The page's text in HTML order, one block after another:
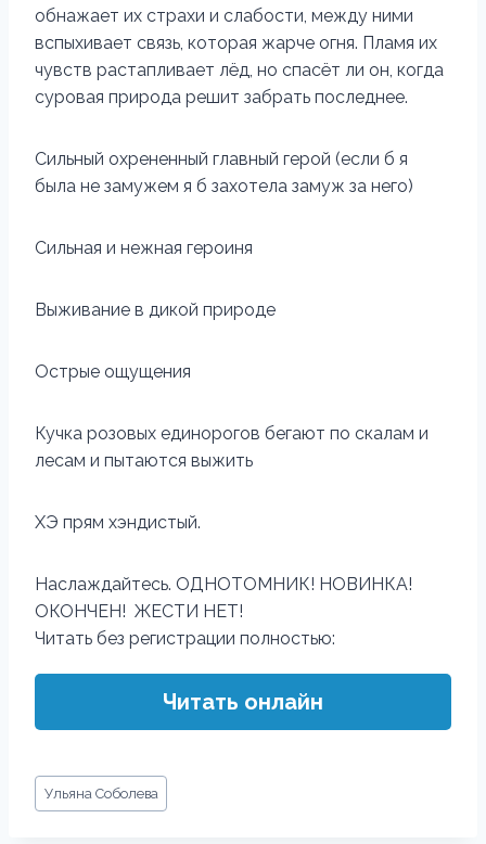
обнажает их страхи и слабости, между ними
вспыхивает связь, которая жарче огня. Пламя их
чувств растапливает лёд, но спасёт ли он, когда
суровая природа решит забрать последнее.
Сильный охрененный главный герой (если б я
была не замужем я б захотела замуж за него)
Сильная и нежная героиня
Выживание в дикой природе
Острые ощущения
Кучка розовых единорогов бегают по скалам и
лесам и пытаются выжить
ХЭ прям хэндистый.
Наслаждайтесь. ОДНОТОМНИК! НОВИНКА!
ОКОНЧЕН! ЖЕСТИ НЕТ!
Читать без регистрации полностью:
Читать онлайн
Метки
записи:
Ульяна Соболева